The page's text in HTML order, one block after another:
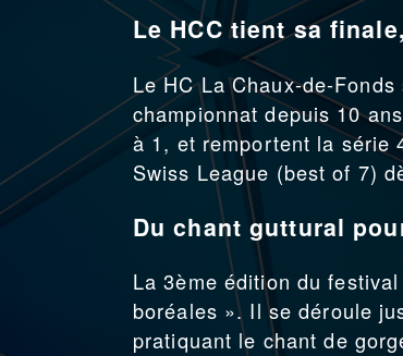
Le HCC tient sa
Le HC La Chaux-de-
championnat depuis 10
à 1, et remportent la série
Swiss League (best of 7)
Du chant guttural
La 3ème édition du
boréales ». Il se déroule
pratiquant le chant de